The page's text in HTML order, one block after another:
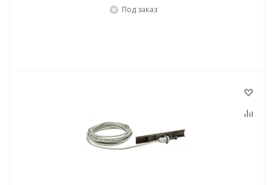
Под заказ